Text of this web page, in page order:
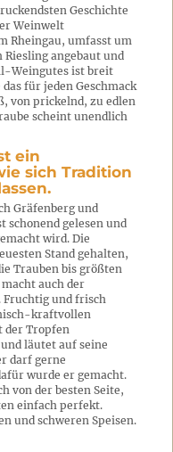
Geschichte
Weinwelt
Rheingau, umfasst um
angebaut und
Weingutes ist breit
für jeden Geschmack
von prickelnd, zu edlen
scheint unendlich
ein
sich Tradition
Gräfenberg und
schonend gelesen und
wird. Die
Stand gehalten,
Trauben bis größten
auch der
Fruchtig und frisch
kraftvollen
der Tropfen
läutet auf seine
darf gerne
wurde er gemacht.
von der besten Seite,
einfach perfekt.
und schweren Speisen.